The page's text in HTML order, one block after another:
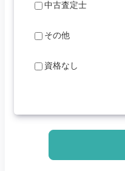
中古査定士
その他
資格なし